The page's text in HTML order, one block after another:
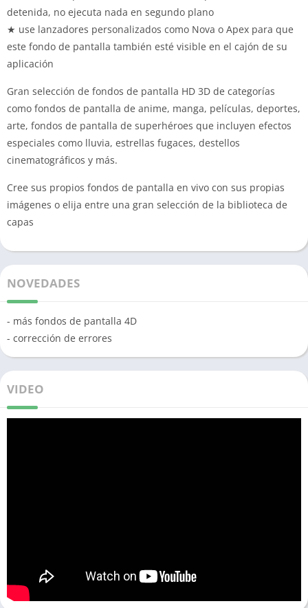
detenida, no ejecuta nada en segundo plano
★ use lanzadores personalizados como Nova o Apex para que
este fondo de pantalla también esté visible en el cajón de su
aplicación
Gran selección de fondos de pantalla HD 3D de categorías
como fondos de pantalla de anime, manga, películas, deportes,
arte, fondos de pantalla de superhéroes que incluyen efectos
especiales como lluvia, estrellas fugaces, destellos
cinematográficos y más.
Cree sus propios fondos de pantalla en vivo con sus propias
imágenes o elija entre una gran selección de la biblioteca de
capas
NOVEDADES
- más fondos de pantalla 4D
- corrección de errores
VIDEO